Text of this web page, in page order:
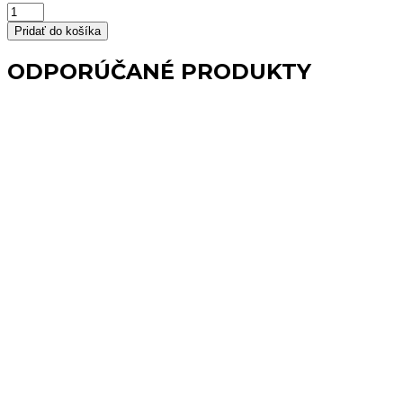
množstvo
Kozmetické
zrkadlo
biele
zväčšovacie
Pridať do košíka
ODPORÚČANÉ PRODUKTY